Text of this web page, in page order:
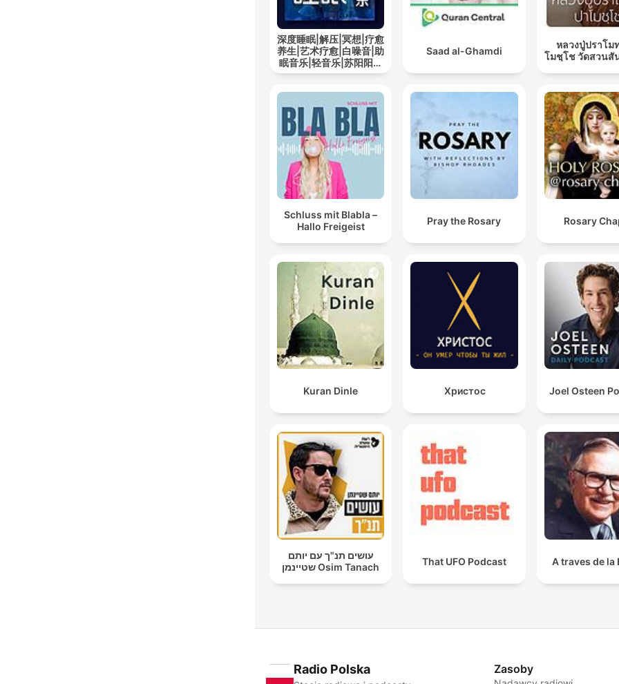
深度睡眠|解压|冥想|疗愈
养生|艺术疗愈|白噪音|助
眠音乐|轻音乐|苏阳阳频
道
Saad al-Ghamdi
หลวงปู่ปราโม
โมชฺโช วัดสวนสั
Schluss mit Blabla –
Hallo Freigeist
Pray the Rosary Rosary
Kuran Dinle Христос Joel Osteen
עושים תנ"ך עם יותם
שטיינמן Osim Tanach
That UFO Podcast A traves de la
Radio Polska Zasoby